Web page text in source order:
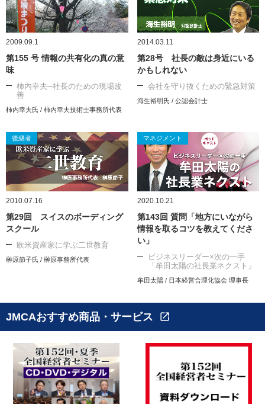
2009.09.1
第155 号 情報の共有化の真の意
味
柿内幸夫─社長のための現場改
善
柿内幸夫氏 / 柿内幸夫技術士事務所代表
2014.03.11
第28号 社長の敵は身近にいる
かもしれない
会社を守り抜くための緊急対策
海生裕明氏 / 公認会計士
後継者
2010.07.16
第29回 スイスのボーディング
スクール
欧米資産家に学ぶ二世教育
榊原節子氏 / 榊原事務所代表
マネジメント
2020.10.21
第143回 質問「地方にいながら
情報を取るコツを教えてくださ
い」
ビジネスリーダー×次の一手
「牟田太陽の社長業ネクスト」
牟田太陽 / 日本経営合理化協会 理事長
JMCAおすすめ商品・サービス open_in_new